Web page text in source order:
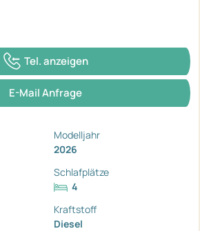
Tel. anzeigen
E-Mail Anfrage
Modelljahr
2026
Schlafplätze
4
Kraftstoff
Diesel